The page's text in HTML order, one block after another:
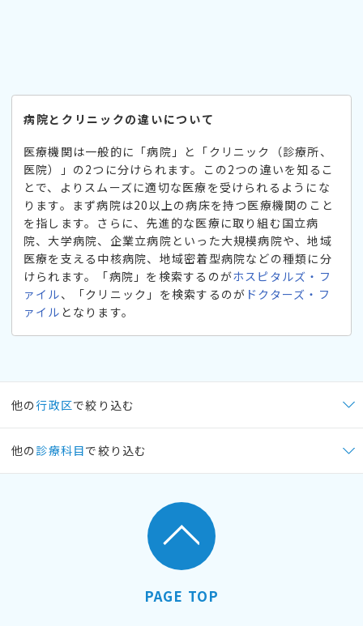
病院とクリニックの違いについて
医療機関は一般的に「病院」と「クリニック（診療所、
医院）」の2つに分けられます。この2つの違いを知るこ
とで、よりスムーズに適切な医療を受けられるようにな
ります。まず病院は20以上の病床を持つ医療機関のこと
を指します。さらに、先進的な医療に取り組む国立病
院、大学病院、企業立病院といった大規模病院や、地域
医療を支える中核病院、地域密着型病院などの種類に分
けられます。「病院」を検索するのがホスピタルズ・フ
ァイル、「クリニック」を検索するのが ドクターズ・フ
ァイル となります。
他の行政区で絞り込む
他の 診療科目で絞り込む
PAGE TOP